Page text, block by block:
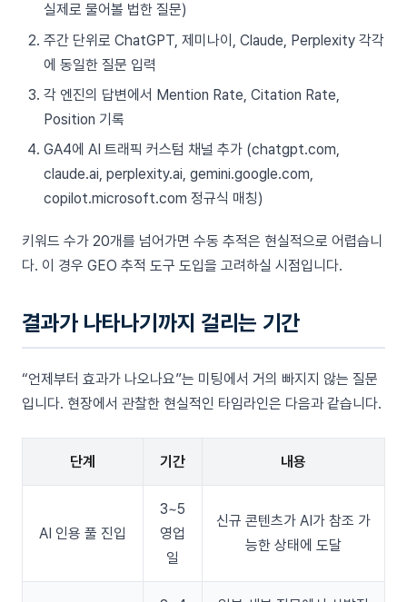
실제로 물어볼 법한 질문)
주간 단위로 ChatGPT, 제미나이, Claude, Perplexity 각각
에 동일한 질문 입력
각 엔진의 답변에서 Mention Rate, Citation Rate,
Position 기록
GA4에 AI 트래픽 커스텀 채널 추가 (chatgpt.com,
claude.ai, perplexity.ai, gemini.google.com,
copilot.microsoft.com 정규식 매칭)
키워드 수가 20개를 넘어가면 수동 추적은 현실적으로 어렵습니
다. 이 경우 GEO 추적 도구 도입을 고려하실 시점입니다.
결과가 나타나기까지 걸리는 기간
“언제부터 효과가 나오나요”는 미팅에서 거의 빠지지 않는 질문
입니다. 현장에서 관찰한 현실적인 타임라인은 다음과 같습니다.
단계 기간 내용
AI 인용 풀 진입
3~5
영업
일
신규 콘텐츠가 AI가 참조 가
능한 상태에 도달